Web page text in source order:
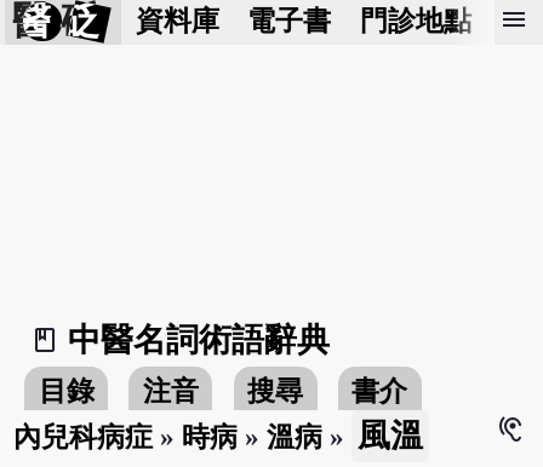
醫 砭 資料庫 電子書 門診地點 預
menu
book_2
中醫名詞術語辭典
目錄 注音 搜尋
書介
內兒科病症 » 時病 »溫病 » 風溫
hearing